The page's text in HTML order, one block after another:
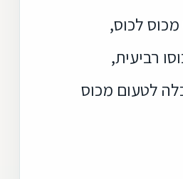
מכוס לכוס,
רביעית,
לטעום מכוס